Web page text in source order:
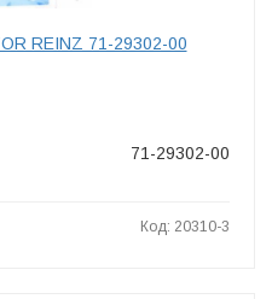
REINZ 71-29302-00
71-29302-00
Код: 20310-3